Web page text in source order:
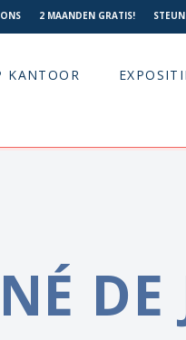
2 MAANDEN GRATIS!
KANTOOR
DE